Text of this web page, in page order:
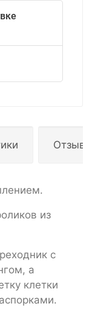
из
с
а
клетки